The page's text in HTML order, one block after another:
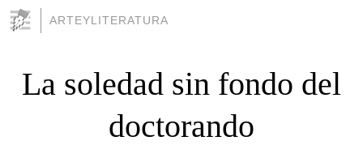
ARTEYLITERATURA
La soledad sin fondo del
doctorando